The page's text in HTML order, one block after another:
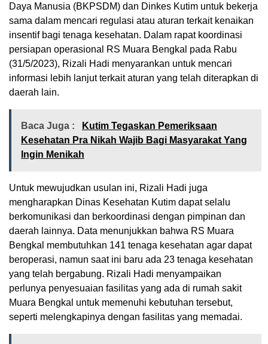
Daya Manusia (BKPSDM) dan Dinkes Kutim untuk bekerja
sama dalam mencari regulasi atau aturan terkait kenaikan
insentif bagi tenaga kesehatan. Dalam rapat koordinasi
persiapan operasional RS Muara Bengkal pada Rabu
(31/5/2023), Rizali Hadi menyarankan untuk mencari
informasi lebih lanjut terkait aturan yang telah diterapkan di
daerah lain.
Baca Juga :
Kutim Tegaskan Pemeriksaan
Kesehatan Pra Nikah Wajib Bagi Masyarakat Yang
Ingin Menikah
Untuk mewujudkan usulan ini, Rizali Hadi juga
mengharapkan Dinas Kesehatan Kutim dapat selalu
berkomunikasi dan berkoordinasi dengan pimpinan dan
daerah lainnya. Data menunjukkan bahwa RS Muara
Bengkal membutuhkan 141 tenaga kesehatan agar dapat
beroperasi, namun saat ini baru ada 23 tenaga kesehatan
yang telah bergabung. Rizali Hadi menyampaikan
perlunya penyesuaian fasilitas yang ada di rumah sakit
Muara Bengkal untuk memenuhi kebutuhan tersebut,
seperti melengkapinya dengan fasilitas yang memadai.